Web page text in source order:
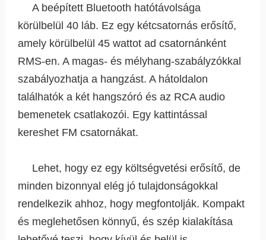
A beépített Bluetooth hatótávolsága
körülbelül 40 láb. Ez egy kétcsatornás erősítő,
amely körülbelül 45 wattot ad csatornánként
RMS-en. A magas- és mélyhang-szabályzókkal
szabályozhatja a hangzást. A hátoldalon
találhatók a két hangszóró és az RCA audio
bemenetek csatlakozói. Egy kattintással
kereshet FM csatornákat.
Lehet, hogy ez egy költségvetési erősítő, de
minden bizonnyal elég jó tulajdonságokkal
rendelkezik ahhoz, hogy megfontolják. Kompakt
és meglehetősen könnyű, és szép kialakítása